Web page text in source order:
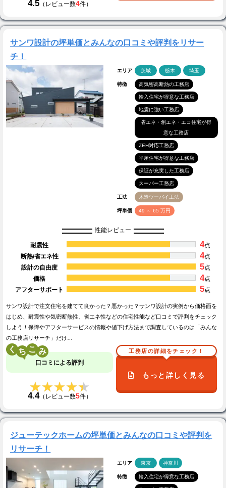
4.5（レビュー数4件）
サンワ設計の坪単価とみんなの口コミや評判をリサー
チ！
エリア 茨城 栃木 埼玉
特徴 高気密高断熱の工務店
輸入住宅が得意な工務店
地震に強い工務店
省エネ・創エネ・エコ住宅が得
意な工務店
ZEH対応工務店
平屋住宅が得意な工務店
保証が充実した工務店
スーパー工務店
工法 木造ツーバイ工法
坪単価 49 ～ 65 万円
性能レビュー
耐震性 4点
断熱/省エネ性
4点
設計の自由度
5点
価格
4点
アフターサポート
5点
サンワ設計で注文住宅を建てて良かった？悪かった？サンワ設計の実例から価格面を
はじめ、耐震性や気密断熱性、省エネ性などの住宅性能など口コミで評判をチェック
しよう！保障やアフターサービスの情報や値下げ方法まで調査しているのは「みんな
の工務店リサーチ」だけ…
く こ
口コミによる評判
★★★★★
★★★★★
4.4（レビュー数5件）
工務店の詳細をチェック！
もっと詳しく見る
ジューテックホームの坪単価とみんなの口コミや評判を
リサーチ！
エリア 東京 神奈川
特徴 輸入住宅が得意な工務店